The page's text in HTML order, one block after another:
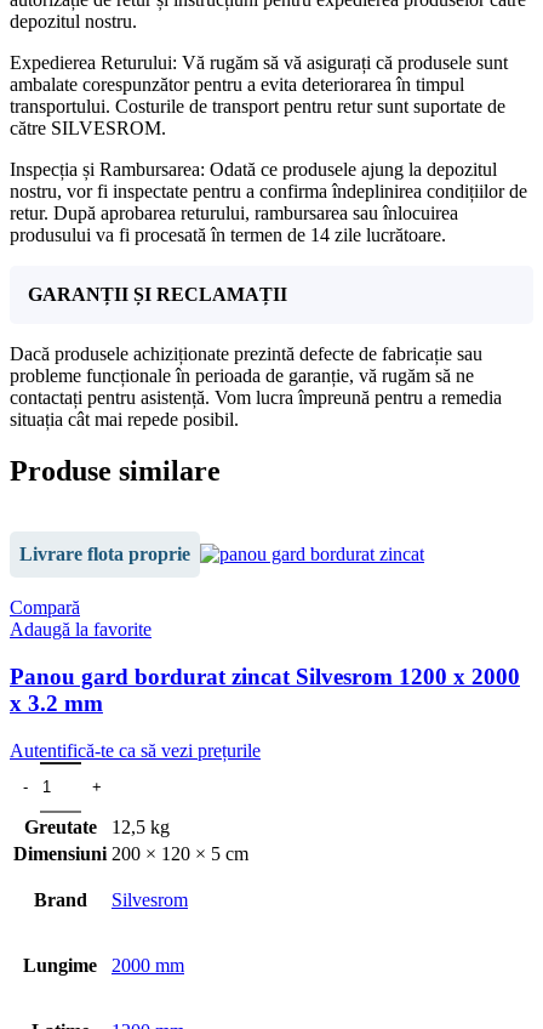
depozitul nostru.
Expedierea Returului: Vă rugăm să vă asigurați că produsele sunt
ambalate corespunzător pentru a evita deteriorarea în timpul
transportului. Costurile de transport pentru retur sunt suportate de
către SILVESROM.
Inspecția și Rambursarea: Odată ce produsele ajung la depozitul
nostru, vor fi inspectate pentru a confirma îndeplinirea condițiilor de
retur. După aprobarea returului, rambursarea sau înlocuirea
produsului va fi procesată în termen de 14 zile lucrătoare.
GARANȚII ȘI RECLAMAȚII
Dacă produsele achiziționate prezintă defecte de fabricație sau
probleme funcționale în perioada de garanție, vă rugăm să ne
contactați pentru asistență. Vom lucra împreună pentru a remedia
situația cât mai repede posibil.
Produse similare
Livrare flota proprie
Compară
Adaugă la favorite
Panou gard bordurat zincat Silvesrom 1200 x 2000
x 3.2 mm
Autentifică-te ca să vezi prețurile
Greutate
12,5 kg
Dimensiuni 200 × 120 × 5 cm
Brand Silvesrom
Lungime 2000 mm